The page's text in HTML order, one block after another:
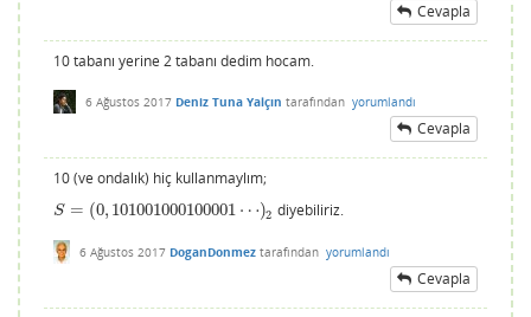
Cevapla
10 tabanı yerine 2 tabanı dedim hocam.
6 Ağustos 2017 Deniz Tuna Yalçın tarafından yorumlandı
Cevapla
10 (ve ondalık) hiç kullanmaylım;
S = (0, 101001000100001 ⋯)2
S= (0 101001000100001⋯)2 diyebiliriz.
6 Ağustos 2017 DoganDonmez tarafından yorumlandı
Cevapla